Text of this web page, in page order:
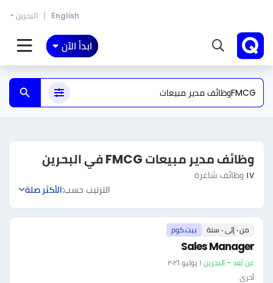
English البحرين
ابدأ الآن
وظائف مدير مبيعات FMCG في البحرين
١٧ وظائف شاغرة
الترتيب حسب:الأكثر صلة
من ٠ إلى ٠ سنة بيت.كوم
Sales Manager
عن بُعد - البحرين·١ يوليو ٢٠٢٦
أخرى